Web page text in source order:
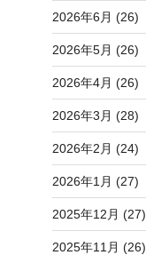
2026年6月 (26)
2026年5月 (26)
2026年4月 (26)
2026年3月 (28)
2026年2月 (24)
2026年1月 (27)
2025年12月 (27)
2025年11月 (26)